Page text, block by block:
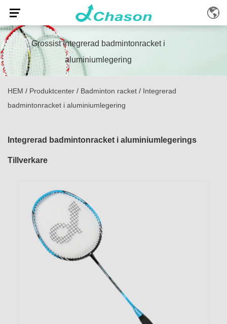
Grossist Integrerad badmintonracket i
aluminiumlegering
HEM / Produktcenter / Badminton racket / Integrerad
badmintonracket i aluminiumlegering
Integrerad badmintonracket i aluminiumlegerings
Tillverkare